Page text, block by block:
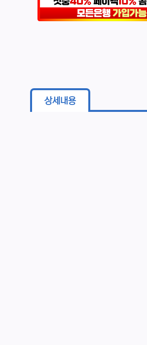
상세내용